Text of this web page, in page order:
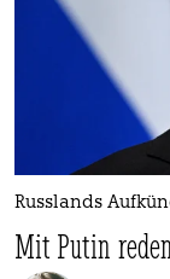
Russlands
Mit Putin